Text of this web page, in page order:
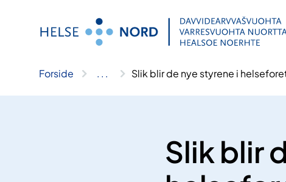
Forside .. . Slik blir de nye styrene i
Slik blir